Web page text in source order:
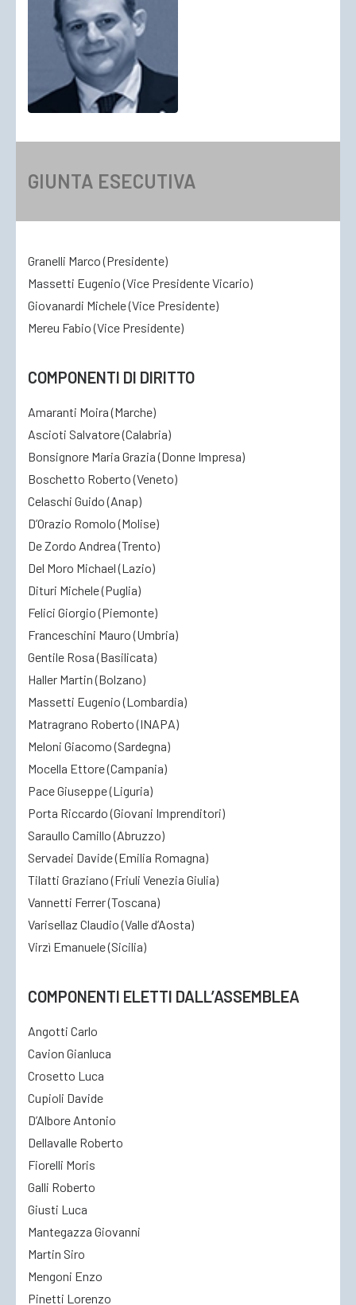
GIUNTA ESECUTIVA
Granelli Marco (Presidente)
Massetti Eugenio (Vice Presidente Vicario)
Giovanardi Michele (Vice Presidente)
Mereu Fabio (Vice Presidente)
COMPONENTI DI DIRITTO
Amaranti Moira (Marche)
Ascioti Salvatore (Calabria)
Bonsignore Maria Grazia (Donne Impresa)
Boschetto Roberto (Veneto)
Celaschi Guido (Anap)
D’Orazio Romolo (Molise)
De Zordo Andrea (Trento)
Del Moro Michael (Lazio)
Dituri Michele (Puglia)
Felici Giorgio (Piemonte)
Franceschini Mauro (Umbria)
Gentile Rosa (Basilicata)
Haller Martin (Bolzano)
Massetti Eugenio (Lombardia)
Matragrano Roberto (INAPA)
Meloni Giacomo (Sardegna)
Mocella Ettore (Campania)
Pace Giuseppe (Liguria)
Porta Riccardo (Giovani Imprenditori)
Saraullo Camillo (Abruzzo)
Servadei Davide (Emilia Romagna)
Tilatti Graziano (Friuli Venezia Giulia)
Vannetti Ferrer (Toscana)
Varisellaz Claudio (Valle d’Aosta)
Virzì Emanuele (Sicilia)
COMPONENTI ELETTI DALL’ASSEMBLEA
Angotti Carlo
Cavion Gianluca
Crosetto Luca
Cupioli Davide
D’Albore Antonio
Dellavalle Roberto
Fiorelli Moris
Galli Roberto
Giusti Luca
Mantegazza Giovanni
Martin Siro
Mengoni Enzo
Pinetti Lorenzo